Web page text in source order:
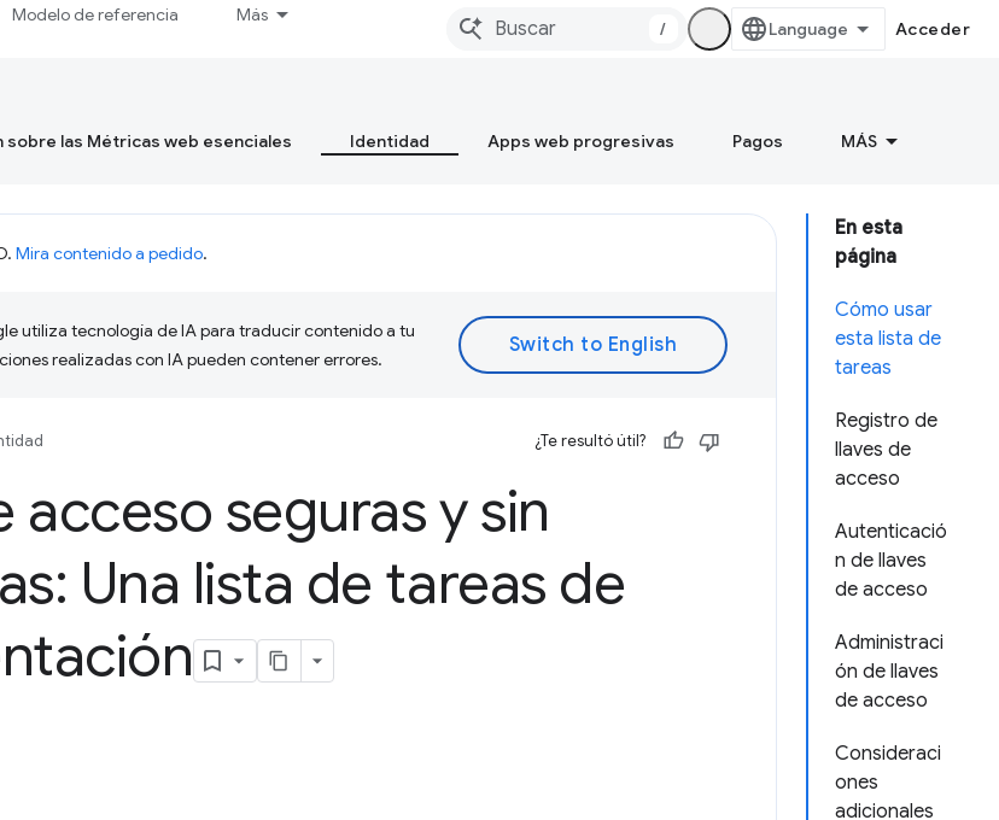
Modelo de referencia Más
/ Acceder
las Métricas web esenciales Identidad Apps web progresivas Pagos MÁS
En esta
página
Cómo usar
esta lista de
tareas
Registro de
llaves de
acceso
Autenticació
n de llaves
de acceso
Administraci
ón de llaves
de acceso
Consideraci
ones
adicionales
Mira contenido a pedido.
utiliza tecnología de IA para traducir contenido a tu
realizadas con IA pueden contener errores.
¿Te resultó útil?
acceso seguras y sin
Una lista de tareas de